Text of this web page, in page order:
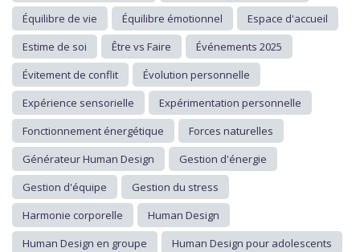
Équilibre de vie
Équilibre émotionnel
Espace d'accueil
Estime de soi
Être vs Faire
Événements 2025
Évitement de conflit
Évolution personnelle
Expérience sensorielle
Expérimentation personnelle
Fonctionnement énergétique
Forces naturelles
Générateur Human Design
Gestion d'énergie
Gestion d'équipe
Gestion du stress
Harmonie corporelle
Human Design
Human Design en groupe
Human Design pour adolescents